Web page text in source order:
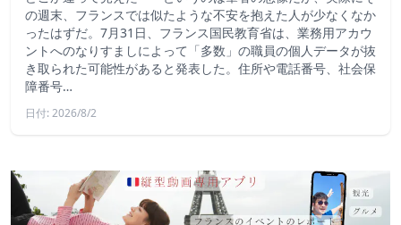
の週末、フランスでは似たような不安を抱えた人が少なくなか
ったはずだ。7月31日、フランス国民教育省は、業務用アカウ
ントへのなりすましによって「多数」の職員の個人データが抜
き取られた可能性があると発表した。住所や電話番号、社会保
障番号…
日付: 2026/8/2